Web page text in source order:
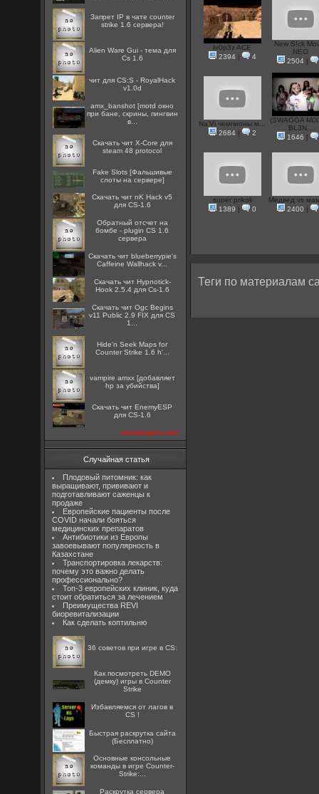
Запрет IP в чате counter
strike 1.6 сервера!
Alien Ware Gui - тема для
Cs 1.6
чит для CS:S - RoyalHack
v1.0d
amx_banshot [motd окно
при бане, скрины, пингвин
в...
Скачать чит X-Core для
steam 48 protocol
Fake Slots [Фальшивые
слоты на сервере]
Скачать чит nK Hack v5
для CS-1.6
Обратный отсчет на
бомбе - plugin CS 1.6
сервера
Скачать чит blueberrypie's
Caffeine Wallhack v...
Скачать чит Hypnotick-
Hook 2.5.4 для Cs-1.6
Скачать чит Ogc Begins
v11 Public 2.9 FIX для CS
1...
Hide'n Seek Maps for
Counter Strike 1.6 h'...
vampire amxx [добавляет
hp за убийства]
Скачать чит EnemyESP
для CS-1.6
посмотреть все
Случайная статья
Плодовый питомник: как
выращивают, прививают и
подготавливают саженцы к
продаже
Европейские пациенты после
COVID начали бояться
медицинских препаратов
Антибиотики из Европы
завоевывают популярность в
Казахстане
Транспортировка лекарств:
почему это важно делать
профессионально?
Топ-3 европейских клиник, куда
стоит обратиться за лечением
Преимущества REVI
биоревитализации
Как сделать коптильню
36 советов при игре в CS:
Как посмотреть DEMO
(демку) игры в Counter
Strike
Избавляемся от лагов в
CS !
Быстрая раскрутка сайта
(Бесплатно)
Основные консольные
команды в игре Counter-
Strike:...
Раскрутка сервера
kr0p3z ACE
2394| 4
New S!ck
NEO
2504|
Na'Vi чемпионы м...
2684| 2
(SWAGGA
BL3N...
1646 |
super prikoli
1389 | 0
Медвед vs
2400 |
Теги по материалам